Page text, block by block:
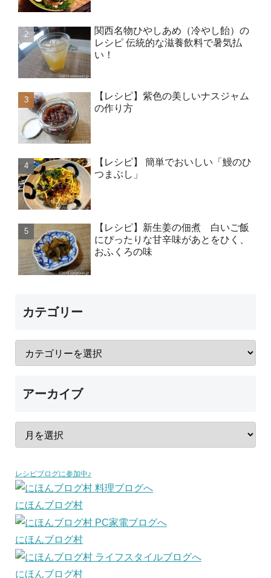
関西名物ひやしあめ（冷やし飴）の
レシピ 伝統的な滋養飲料で暑気払
い！
【レシピ】紫色の美しいナスジャム
の作り方
【レシピ】 簡単でおいしい「鰻のひ
つまぶし」
【レシピ】新生姜の佃煮 白いご飯
にぴったりな甘辛味があとをひく、
おふくろの味
カテゴリー
アーカイブ
レシピブログに参加中♪
にほんブログ村
にほんブログ村
にほんブログ村